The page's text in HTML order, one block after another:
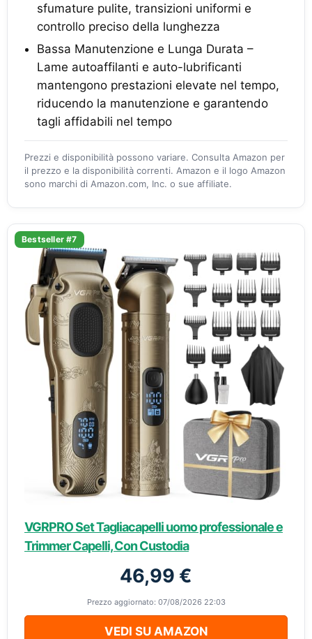
sfumature pulite, transizioni uniformi e
controllo preciso della lunghezza
Bassa Manutenzione e Lunga Durata –
Lame autoaffilanti e auto-lubrificanti
mantengono prestazioni elevate nel tempo,
riducendo la manutenzione e garantendo
tagli affidabili nel tempo
Prezzi e disponibilità possono variare. Consulta Amazon per
il prezzo e la disponibilità correnti. Amazon e il logo Amazon
sono marchi di Amazon.com, Inc. o sue affiliate.
Bestseller #7
VGRPRO Set Tagliacapelli uomo professionale e
Trimmer Capelli, Con Custodia
46,99 €
Prezzo aggiornato: 07/08/2026 22:03
VEDI SU AMAZON